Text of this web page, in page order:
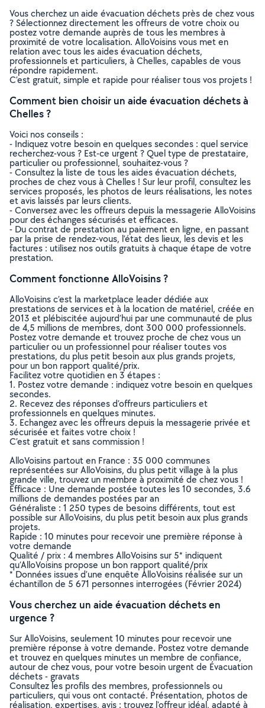
Vous cherchez un aide évacuation déchets près de chez vous
? Sélectionnez directement les offreurs de votre choix ou
postez votre demande auprès de tous les membres à
proximité de votre localisation. AlloVoisins vous met en
relation avec tous les aides évacuation déchets,
professionnels et particuliers, à Chelles, capables de vous
répondre rapidement.
C’est gratuit, simple et rapide pour réaliser tous vos projets !
Comment bien choisir un aide évacuation déchets à
Chelles ?
Voici nos conseils :
- Indiquez votre besoin en quelques secondes : quel service
recherchez-vous ? Est-ce urgent ? Quel type de prestataire,
particulier ou professionnel, souhaitez-vous ?
- Consultez la liste de tous les aides évacuation déchets,
proches de chez vous à Chelles ! Sur leur profil, consultez les
services proposés, les photos de leurs réalisations, les notes
et avis laissés par leurs clients.
- Conversez avec les offreurs depuis la messagerie AlloVoisins
pour des échanges sécurisés et efficaces.
- Du contrat de prestation au paiement en ligne, en passant
par la prise de rendez-vous, l’état des lieux, les devis et les
factures : utilisez nos outils gratuits à chaque étape de votre
prestation.
Comment fonctionne AlloVoisins ?
AlloVoisins c’est la marketplace leader dédiée aux
prestations de services et à la location de matériel, créée en
2013 et plébiscitée aujourd’hui par une communauté de plus
de 4,5 millions de membres, dont 300 000 professionnels.
Postez votre demande et trouvez proche de chez vous un
particulier ou un professionnel pour réaliser toutes vos
prestations, du plus petit besoin aux plus grands projets,
pour un bon rapport qualité/prix.
Facilitez votre quotidien en 3 étapes :
1. Postez votre demande : indiquez votre besoin en quelques
secondes.
2. Recevez des réponses d’offreurs particuliers et
professionnels en quelques minutes.
3. Echangez avec les offreurs depuis la messagerie privée et
sécurisée et faites votre choix !
C’est gratuit et sans commission !
AlloVoisins partout en France : 35 000 communes
représentées sur AlloVoisins, du plus petit village à la plus
grande ville, trouvez un membre à proximité de chez vous !
Efficace : Une demande postée toutes les 10 secondes, 3.6
millions de demandes postées par an
Généraliste : 1 250 types de besoins différents, tout est
possible sur AlloVoisins, du plus petit besoin aux plus grands
projets.
Rapide : 10 minutes pour recevoir une première réponse à
votre demande
Qualité / prix : 4 membres AlloVoisins sur 5* indiquent
qu’AlloVoisins propose un bon rapport qualité/prix
* Données issues d’une enquête AlloVoisins réalisée sur un
échantillon de 5 671 personnes interrogées (Février 2024)
Vous cherchez un aide évacuation déchets en
urgence ?
Sur AlloVoisins, seulement 10 minutes pour recevoir une
première réponse à votre demande. Postez votre demande
et trouvez en quelques minutes un membre de confiance,
autour de chez vous, pour votre besoin urgent de Évacuation
déchets - gravats
Consultez les profils des membres, professionnels ou
particuliers, qui vous ont contacté. Présentation, photos de
réalisation, expertises, avis : trouvez l'offreur idéal, adapté à